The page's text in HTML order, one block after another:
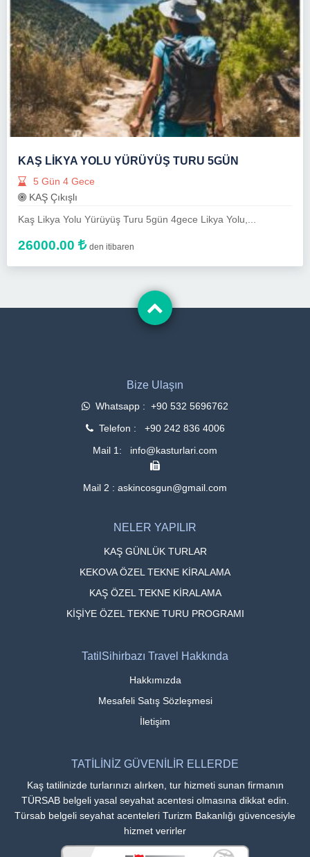
KAŞ LIKYA YOLU YÜRÜYÜŞ TURU 5GÜN
5 Gün 4 Gece
KAŞ Çıkışlı
Kaş Likya Yolu Yürüyüş Turu 5gün 4gece Likya Yolu,...
26000.00 den itibaren
Bize Ulaşın
Whatsapp : +90 532 5696762
Telefon : +90 242 836 4006
Mail 1: info@kasturlari.com
Mail 2 : askincosgun@gmail.com
NELER YAPILIR
KAŞ GÜNLÜK TURLAR
KEKOVA ÖZEL TEKNE KİRALAMA
KAŞ ÖZEL TEKNE KİRALAMA
KİŞİYE ÖZEL TEKNE TURU PROGRAMI
TatilSihirbazı Travel Hakkında
Hakkımızda
Mesafeli Satış Sözleşmesi
İletişim
TATİLİNİZ GÜVENİLİR ELLERDE
Kaş tatilinizde turlarınızı alırken, tur hizmeti sunan firmanın
TÜRSAB belgeli yasal seyahat acentesi olmasına dikkat edin.
Türsab belgeli seyahat acenteleri Turizm Bakanlığı güvencesiyle
hizmet verirler